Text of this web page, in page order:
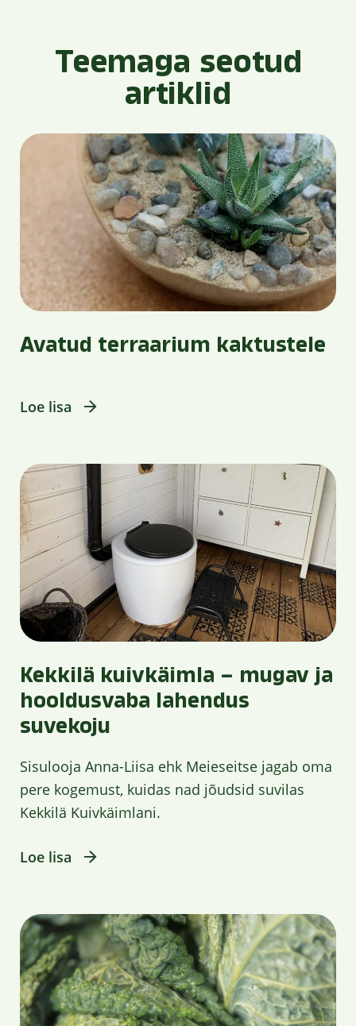
Teemaga seotud
artiklid
Avatud terraarium kaktustele
Loe lisa
Kekkilä kuivkäimla – mugav ja
hooldusvaba lahendus
suvekoju
Sisulooja Anna-Liisa ehk Meieseitse jagab oma
pere kogemust, kuidas nad jõudsid suvilas
Kekkilä Kuivkäimlani.
Loe lisa